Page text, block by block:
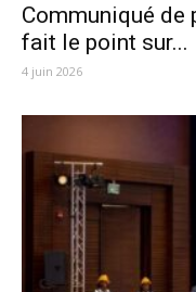
Communiqué de
fait le point sur...
4 juin 2026